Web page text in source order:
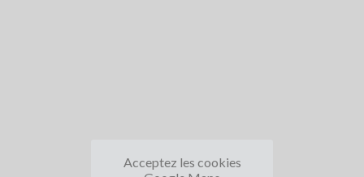
Acceptez les cookies